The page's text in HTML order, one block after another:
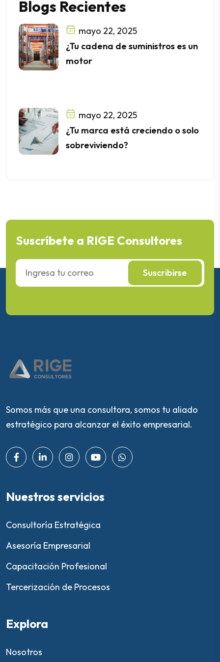
mayo 22, 2025
¿Tu cadena de suministros es un
motor
mayo 22, 2025
¿Tu marca está creciendo o solo
sobreviviendo?
Suscríbete a RIGE Consultores
Suscribirse
Somos más que una consultora, somos tu aliado
estratégico para alcanzar el éxito empresarial.
Nuestros servicios
Consultoría Estratégica
Asesoría Empresarial
Capacitación Profesional
Tercerización de Procesos
Explora
Nosotros